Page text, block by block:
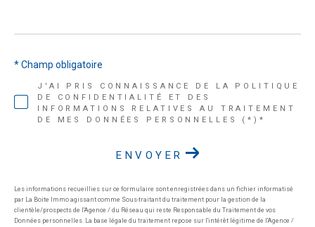
J'AI PRIS CONNAISSANCE DE LA POLITIQUE
DE CONFIDENTIALITÉ ET DES
INFORMATIONS RELATIVES AU TRAITEMENT
DE MES DONNÉES PERSONNELLES (*)*
* Champ obligatoire
ENVOYER
Les informations recueillies sur ce formulaire sont enregistrées dans un fichier informatisé
par La Boite Immo agissant comme Sous-traitant du traitement pour la gestion de la
clientèle/prospects de l'Agence / du Réseau qui reste Responsable du Traitement de vos
Données personnelles. La base légale du traitement repose sur l'intérêt légitime de l'Agence /